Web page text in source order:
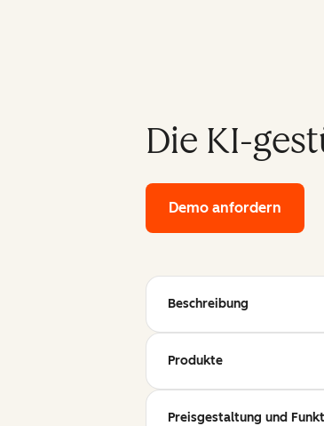
Die KI-
Demo anfordern
Beschreibung
Produkte
Preisgestaltung und